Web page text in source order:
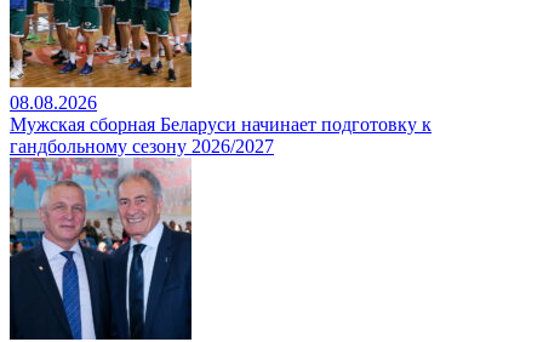
08.08.2026
Мужская сборная Беларуси начинает подготовку к
гандбольному сезону 2026/2027